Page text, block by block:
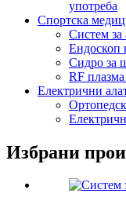
употреба
Спортска
Систем за
Ендоскоп
Сидро за
RF
Електрични
Избрани